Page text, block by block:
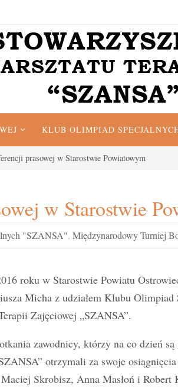
KLUB OLIMPIAD
prasowej w Starostwie Powiatowym
w Starostwie
"SZANSA",Międzynarodowy Turniej
roku w Starostwie Powiatu
Micha z udziałem Klubu
Zajęciowej „SZANSA”.
zawodnicy, którzy na co dzień
otrzymali za swoje
Skrobisz, Anna Masłoń i